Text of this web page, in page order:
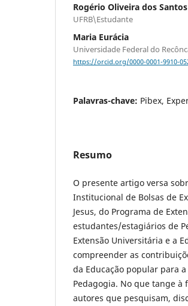
Rogério Oliveira dos Santos
UFRB\Estudante
Maria Eurácia
Universidade Federal do
https://orcid.org/0000-0001-9910-
Palavras-chave: Pibex,
Resumo
O presente artigo versa
Institucional de Bolsas de
Jesus, do Programa de
estudantes/estagiários de
Extensão Universitária e a
compreender as
da Educação popular para
Pedagogia. No que tange
autores que pesquisam,